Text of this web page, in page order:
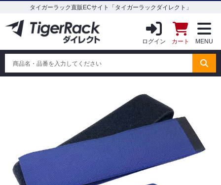
タイガーラック直販ECサイト「タイガーラックダイレクト」
ログイン カート MENU